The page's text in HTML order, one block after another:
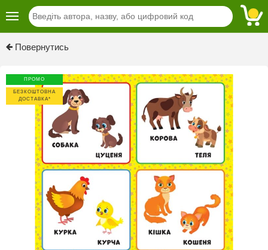
Повернутись
ПРОМО
БЕЗКОШТОВНА
ДОСТАВКА*